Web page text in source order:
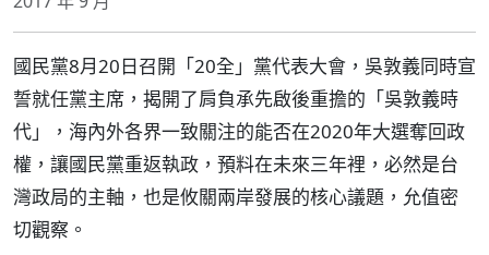
國民黨8月20日召開「20全」黨代表大會，吳敦義同時宣
誓就任黨主席，揭開了肩負承先啟後重擔的「吳敦義時
代」，海內外各界一致關注的能否在2020年大選奪回政
權，讓國民黨重返執政，預料在未來三年裡，必然是台
灣政局的主軸，也是攸關兩岸發展的核心議題，允值密
切觀察。